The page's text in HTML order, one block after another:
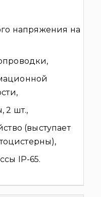
напряжения на
2 шт.,
(выступает
IP-65.